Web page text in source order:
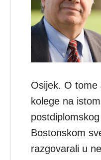
Osijek. O tome
kolege na
Bostonskom
razgovarali u